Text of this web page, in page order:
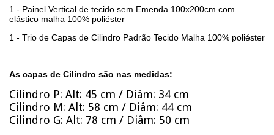
1 - Painel Vertical de tecido sem Emenda 100x200cm com
elástico malha 100% poliéster
1 - Trio de Capas de Cilindro Padrão Tecido Malha 100% poliéster
As capas de Cilindro são nas medidas:
Cilindro P: Alt: 45 cm / Diâm: 34 cm
Cilindro M: Alt: 58 cm / Diâm: 44 cm
Cilindro G: Alt: 78 cm / Diâm: 50 cm